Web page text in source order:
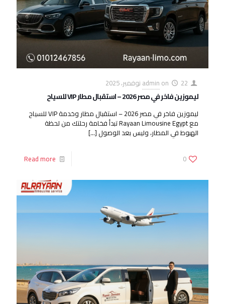
admin on 22 نوفمبر، 2025
ليموزين فاخر في مصر 2026 – استقبال مطار VIP للسياح
ليموزين فاخر في مصر 2026 – استقبال مطار وخدمة VIP للسياح
مع Rayaan Limousine Egypt تبدأ فخامة رحلتك من لحظة
الهبوط في المطار، وليس بعد الوصول […]
0
Read more